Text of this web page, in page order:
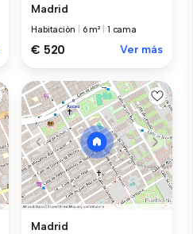
Madrid
Habitación 6 m² 1 cama
€ 520 Ver más
Madrid